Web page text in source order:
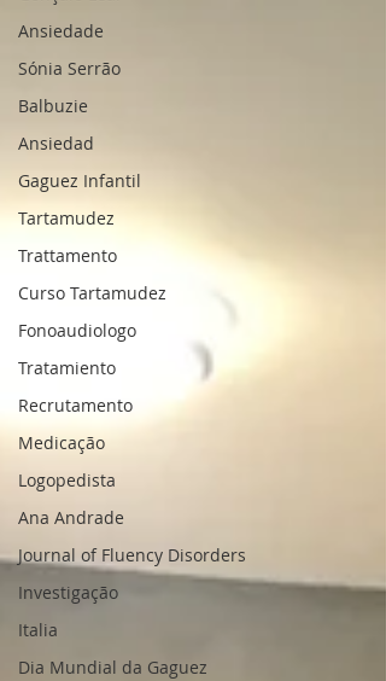
Ansiedade
Sónia Serrão
Balbuzie
Ansiedad
Gaguez Infantil
Tartamudez
Trattamento
Curso Tartamudez
Fonoaudiologo
Tratamiento
Recrutamento
Medicação
Logopedista
Ana Andrade
Journal of Fluency Disorders
Investigação
Italia
Dia Mundial da Gaguez